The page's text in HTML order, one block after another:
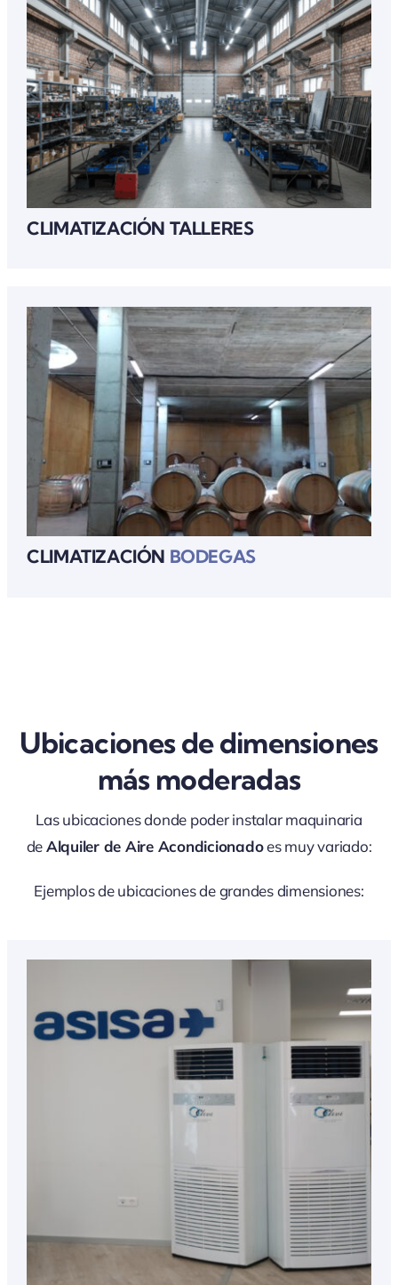
CLIMATIZACIÓN TALLERES
CLIMATIZACIÓN BODEGAS
Ubicaciones de dimensiones
más moderadas
Las ubicaciones donde poder instalar maquinaria
deAlquiler de Aire Acondicionadoes muy variado:
Ejemplos de ubicaciones de grandes dimensiones: